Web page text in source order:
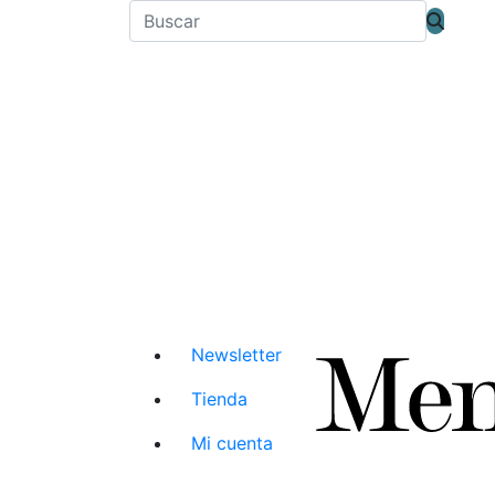
Newsletter
Tienda
Mi cuenta